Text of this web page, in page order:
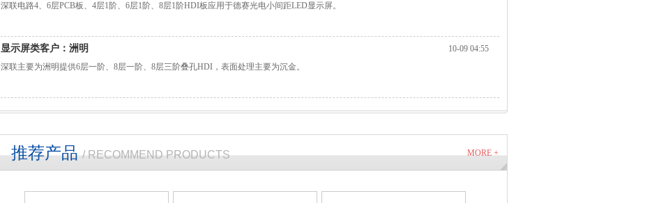
深联电路4、6层PCB板、4层1阶、6层1阶、8层1阶HDI板应用于德赛光电小间距LED显示屏。
显示屏类客户：洲明
10-09 04:55
深联主要为洲明提供6层一阶、8层一阶、8层三阶叠孔HDI，表面处理主要为沉金。
MORE +
推荐产品 / RECOMMEND PRODUCTS